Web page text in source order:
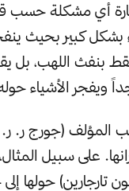
أي مشكلة حسب
بشكل كبير بحيث
بنفث اللهب، بل
ويفجر الأشياء
(جورج ر. ر.
على سبيل
تارجارين) حولها